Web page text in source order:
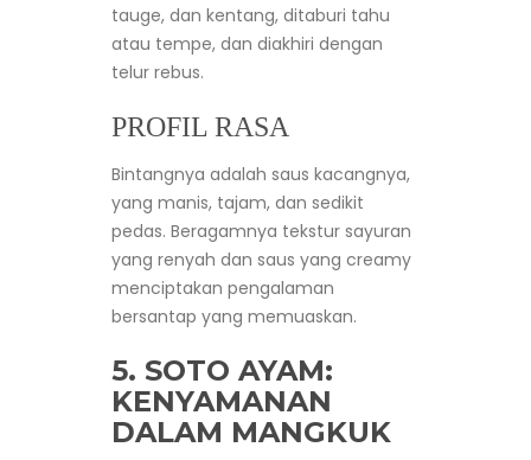
tauge, dan kentang, ditaburi tahu
atau tempe, dan diakhiri dengan
telur rebus.
PROFIL RASA
Bintangnya adalah saus kacangnya,
yang manis, tajam, dan sedikit
pedas. Beragamnya tekstur sayuran
yang renyah dan saus yang creamy
menciptakan pengalaman
bersantap yang memuaskan.
5. SOTO AYAM:
KENYAMANAN
DALAM MANGKUK